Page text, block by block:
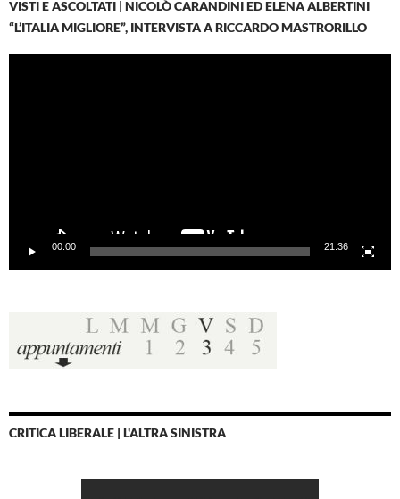
VISTI E ASCOLTATI | NICOLÒ CARANDINI ED ELENA ALBERTINI
“L’ITALIA MIGLIORE”, INTERVISTA A RICCARDO MASTRORILLO
00:00 21:36
CRITICA LIBERALE | L'ALTRA SINISTRA